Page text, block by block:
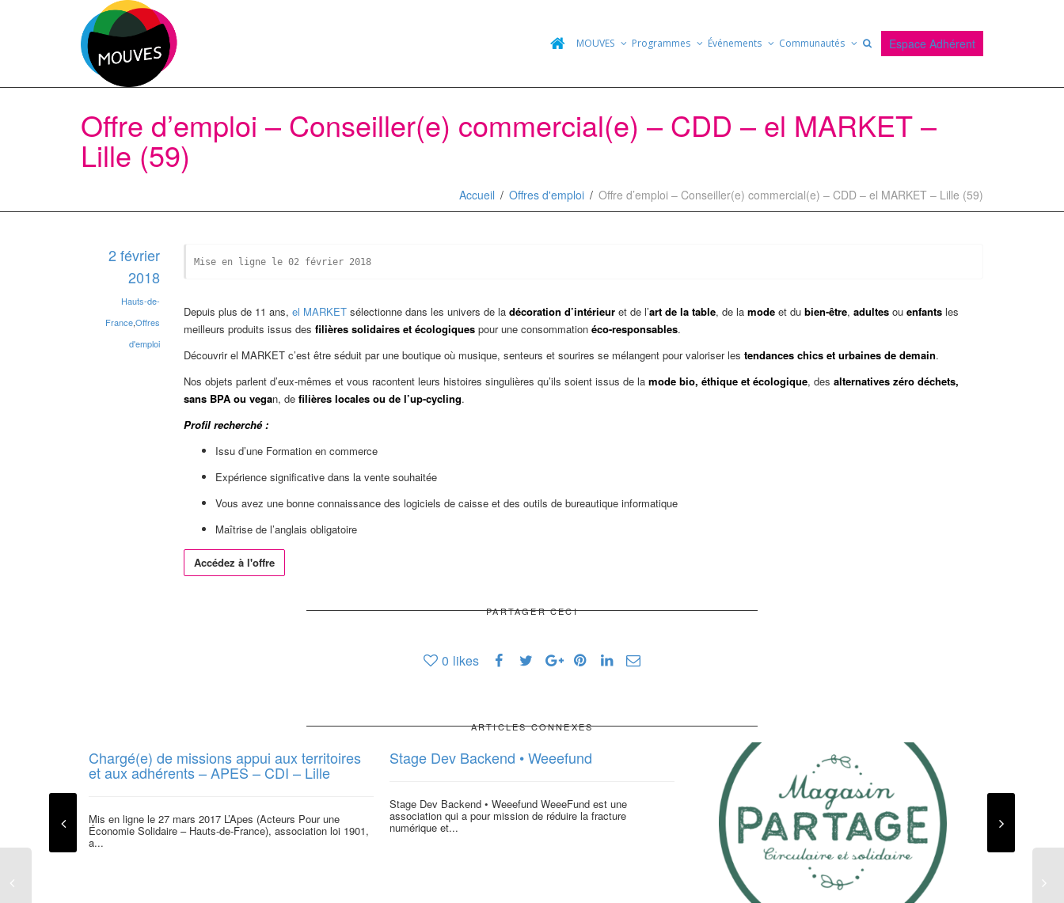
MOUVES Programmes Événements Communautés Espace Adhérent
Offre d’emploi – Conseiller(e) commercial(e) – CDD – el MARKET –
Lille (59)
Accueil Offres d'emploi Offre d’emploi – Conseiller(e) commercial(e) – CDD – el MARKET – Lille (59)
2 février
2018
Hauts-de-
France,Offres
d'emploi
Mise en ligne le 02 février 2018
Depuis plus de 11 ans, el MARKET sélectionne dans les univers de la décoration d’intérieur et de l’art de la table, de la mode et du bien-être, adultes ou enfants les
meilleurs produits issus des filières solidaires et écologiques pour une consommation éco-responsables.
Découvrir el MARKET c’est être séduit par une boutique où musique, senteurs et sourires se mélangent pour valoriser les tendances chics et urbaines de demain.
Nos objets parlent d’eux-mêmes et vous racontent leurs histoires singulières qu’ils soient issus de la mode bio, éthique et écologique, des alternatives zéro déchets,
sans BPA ou vegan, de filières locales ou de l’up-cycling.
Profil recherché :
Issu d’une Formation en commerce
Expérience significative dans la vente souhaitée
Vous avez une bonne connaissance des logiciels de caisse et des outils de bureautique informatique
Maîtrise de l’anglais obligatoire
Accédez à l'offre
PARTAGER CECI
0 likes
ARTICLES CONNEXES
Chargé(e) de missions appui aux territoires
et aux adhérents – APES – CDI – Lille
Mis en ligne le 27 mars 2017 L’Apes (Acteurs Pour une
Économie Solidaire – Hauts-de-France), association loi 1901,
a...
Stage Dev Backend • Weeefund
Stage Dev Backend • Weeefund WeeeFund est une
association qui a pour mission de réduire la fracture
numérique et...
budgétaire